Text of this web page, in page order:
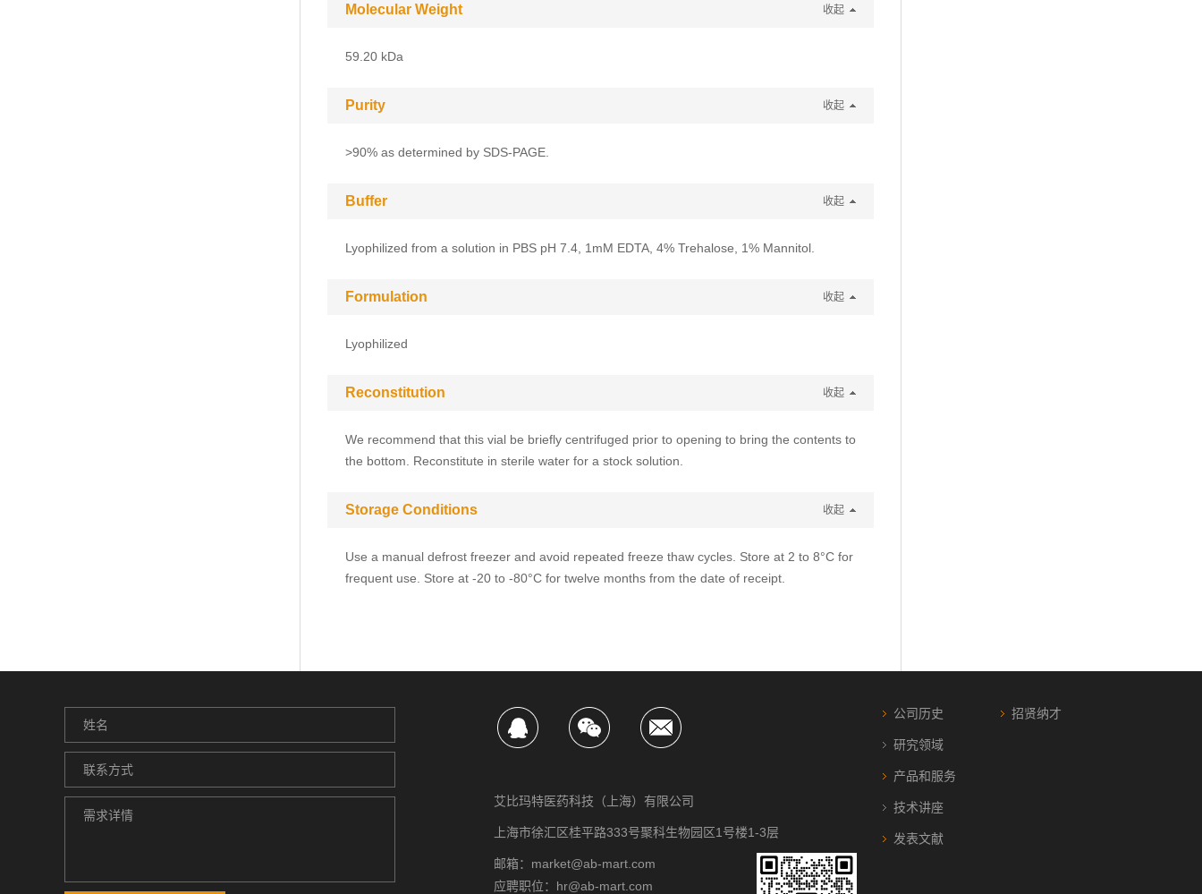
Molecular Weight 收起
59.20 kDa
Purity 收起
>90% as determined by SDS-PAGE.
Buffer 收起
Lyophilized from a solution in PBS pH 7.4, 1mM EDTA, 4% Trehalose, 1% Mannitol.
Formulation 收起
Lyophilized
Reconstitution 收起
We recommend that this vial be briefly centrifuged prior to opening to bring the contents to
the bottom. Reconstitute in sterile water for a stock solution.
Storage Conditions 收起
Use a manual defrost freezer and avoid repeated freeze thaw cycles. Store at 2 to 8°C for
frequent use. Store at -20 to -80°C for twelve months from the date of receipt.
艾比玛特医药科技（上海）有限公司
上海市徐汇区桂平路333号聚科生物园区1号楼1-3层
邮箱：market@ab-mart.com
应聘职位：hr@ab-mart.com
公司历史
研究领域
产品和服务
技术讲座
发表文献
招贤纳才